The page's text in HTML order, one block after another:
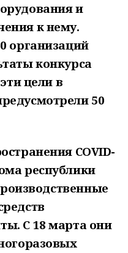
и
к нему.
организаций
конкурса
цели в
50
COVID-
республики
С 18 марта они